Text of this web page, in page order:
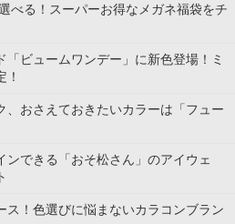
べる！スーパーお得なメガネ福袋をチ
「ビュームワンデー」に新色登場！ミ
！
、おさえておきたいカラーは「フュー
ンできる「おそ松さん」のアイウェ
ス！色選びに悩まないカラコンブラン